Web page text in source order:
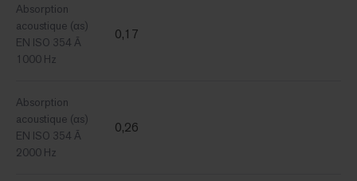
Absorption
acoustique (αs)
EN ISO 354 Ã
1000 Hz
0,17
Absorption
acoustique (αs)
EN ISO 354 Ã
2000 Hz
0,26